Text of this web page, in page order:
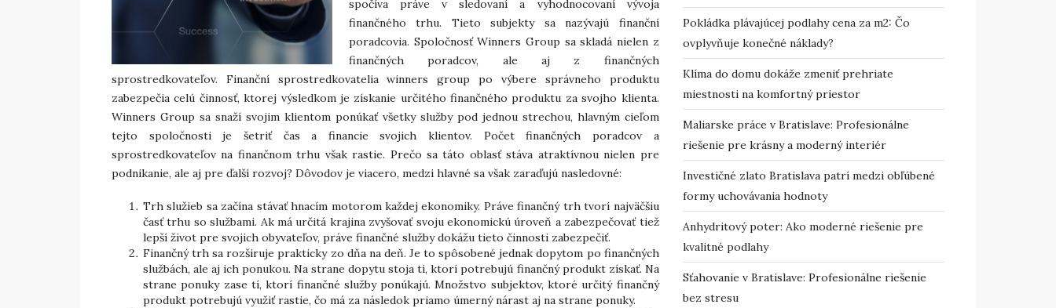
spočíva práve v sledovaní a vyhodnocovaní vývoja
finančného trhu. Tieto subjekty sa nazývajú finanční
poradcovia. Spoločnosť Winners Group sa skladá nielen z
finančných poradcov, ale aj z finančných
sprostredkovateľov. Finanční sprostredkovatelia winners group po výbere správneho produktu
zabezpečia celú činnosť, ktorej výsledkom je získanie určitého finančného produktu za svojho klienta.
Winners Group sa snaží svojim klientom ponúkať všetky služby pod jednou strechou, hlavným cieľom
tejto spoločnosti je šetriť čas a financie svojich klientov. Počet finančných poradcov a
sprostredkovateľov na finančnom trhu však rastie. Prečo sa táto oblasť stáva atraktívnou nielen pre
podnikanie, ale aj pre ďalší rozvoj? Dôvodov je viacero, medzi hlavné sa však zaraďujú nasledovné:
Trh služieb sa začína stávať hnacím motorom každej ekonomiky. Práve finančný trh tvorí najväčšiu
časť trhu so službami. Ak má určitá krajina zvyšovať svoju ekonomickú úroveň a zabezpečovať tiež
lepší život pre svojich obyvateľov, práve finančné služby dokážu tieto činnosti zabezpečiť.
Finančný trh sa rozširuje prakticky zo dňa na deň. Je to spôsobené jednak dopytom po finančných
službách, ale aj ich ponukou. Na strane dopytu stoja tí, ktorí potrebujú finančný produkt získať. Na
strane ponuky zase tí, ktorí finančné služby ponúkajú. Množstvo subjektov, ktoré určitý finančný
produkt potrebujú využiť rastie, čo má za následok priamo úmerný nárast aj na strane ponuky.
Pokládka plávajúcej podlahy cena za m2: Čo
ovplyvňuje konečné náklady?
Klíma do domu dokáže zmeniť prehriate
miestnosti na komfortný priestor
Maliarske práce v Bratislave: Profesionálne
riešenie pre krásny a moderný interiér
Investičné zlato Bratislava patrí medzi obľúbené
formy uchovávania hodnoty
Anhydritový poter: Ako moderné riešenie pre
kvalitné podlahy
Sťahovanie v Bratislave: Profesionálne riešenie
bez stresu